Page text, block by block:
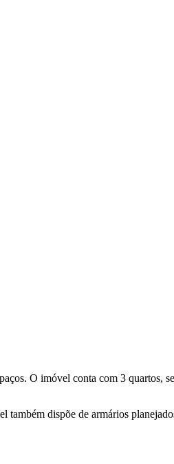
O imóvel conta com 3 quartos,
também dispõe de armários